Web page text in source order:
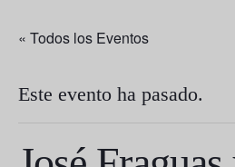
« Todos los Eventos
Este evento ha pasado.